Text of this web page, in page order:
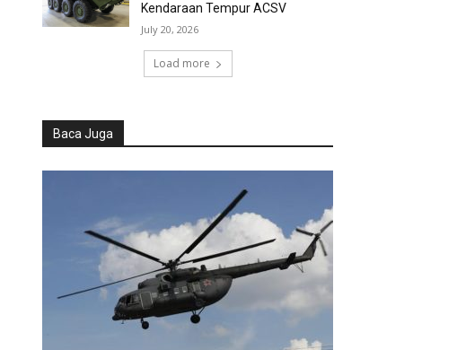
Kendaraan Tempur ACSV
July 20, 2026
Load more
Baca Juga